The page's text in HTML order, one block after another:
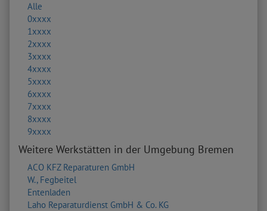
Alle
0xxxx
1xxxx
2xxxx
3xxxx
4xxxx
5xxxx
6xxxx
7xxxx
8xxxx
9xxxx
Weitere Werkstätten in der Umgebung Bremen
ACO KFZ Reparaturen GmbH
W., Fegbeitel
Entenladen
Laho Reparaturdienst GmbH & Co. KG